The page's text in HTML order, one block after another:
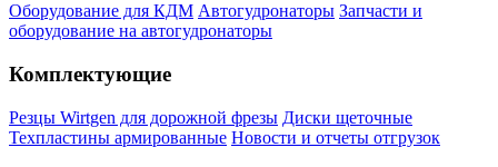
Оборудование для КДМ Автогудронаторы Запчасти и
оборудование на автогудронаторы
Комплектующие
Резцы Wirtgen для дорожной фрезы Диски щеточные
Техпластины армированные Новости и отчеты отгрузок